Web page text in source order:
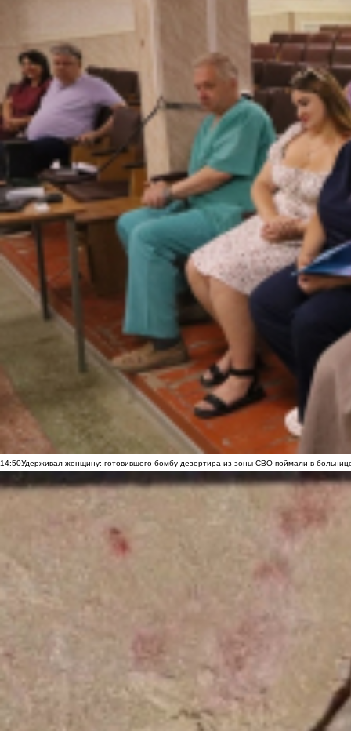
14:50Удерживал женщину: готовившего бомбу дезертира из зоны СВО поймали в